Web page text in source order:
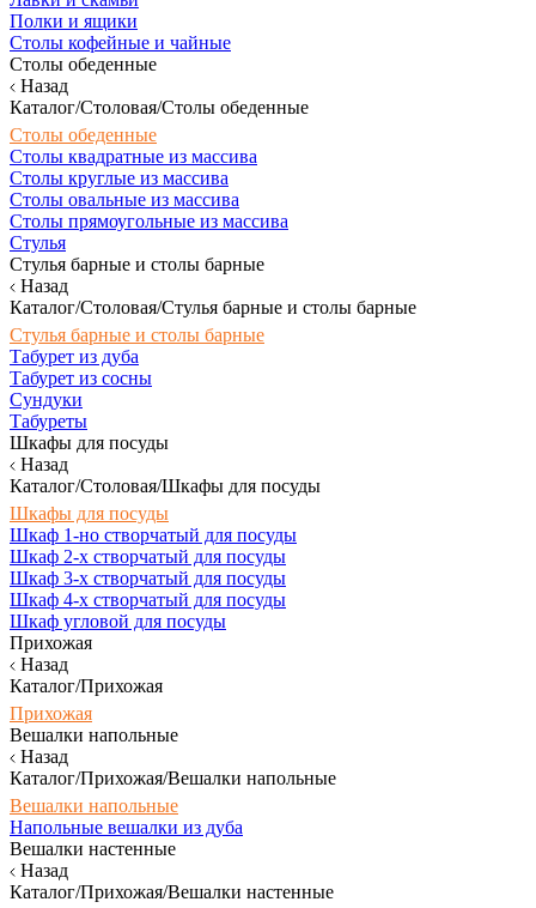
Полки и ящики
Столы кофейные и чайные
Столы обеденные
Назад
Каталог/Столовая/Столы обеденные
Столы обеденные
Столы квадратные из массива
Столы круглые из массива
Столы овальные из массива
Столы прямоугольные из массива
Стулья
Стулья барные и столы барные
Назад
Каталог/Столовая/Стулья барные и столы барные
Стулья барные и столы барные
Табурет из дуба
Табурет из сосны
Сундуки
Табуреты
Шкафы для посуды
Назад
Каталог/Столовая/Шкафы для посуды
Шкафы для посуды
Шкаф 1-но створчатый для посуды
Шкаф 2-х створчатый для посуды
Шкаф 3-х створчатый для посуды
Шкаф 4-х створчатый для посуды
Шкаф угловой для посуды
Прихожая
Назад
Каталог/Прихожая
Прихожая
Вешалки напольные
Назад
Каталог/Прихожая/Вешалки напольные
Вешалки напольные
Напольные вешалки из дуба
Вешалки настенные
Назад
Каталог/Прихожая/Вешалки настенные